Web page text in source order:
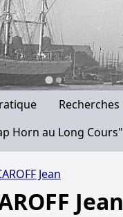
Recherches
Horn au Long Cours"
Jean
Jean